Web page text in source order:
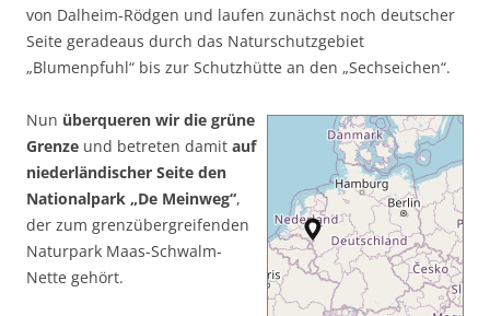
von Dalheim-Rödgen und laufen zunächst noch deutscher
Seite geradeaus durch das Naturschutzgebiet
„Blumenpfuhl“ bis zur Schutzhütte an den „Sechseichen“.
Nun überqueren wir die grüne
Grenze und betreten damit auf
niederländischer Seite den
Nationalpark „De Meinweg“,
der zum grenzübergreifenden
Naturpark Maas-Schwalm-
Nette gehört.